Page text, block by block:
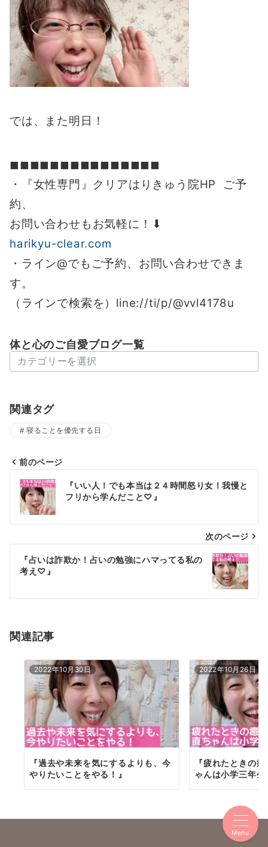
では、また明日！
◼︎◼︎◼︎◼︎◼︎◼︎◼︎◼︎◼︎◼︎◼︎◼︎◼︎◼︎◼︎
・『女性専門』クリアはりきゅう院HP ご予
約、
お問い合わせもお気軽に！⬇︎
harikyu-clear.com
・ライン@でもご予約、お問い合わせできま
す。
（ラインで検索を）line://ti/p/@vvl4178u
体と心のご自愛ブログ一覧
体
と
の
ご
自
ブ
覧
関連タグ
寝ることを優先する日
投
稿
ナ
ビ
シ
ン
前のページ
『いい人！でも本当は２４時間怒り女！我慢と
フリから学んだこと♡』
次のページ
『占いは詐欺か！占いの勉強にハマってる私の
考え♡』
関連記事
2022年10月30日
『過去や未来を気にするよりも、今
やりたいことをやる！』
2022年10月26日
『疲れたときの
ゃんは小学三年生
Menu